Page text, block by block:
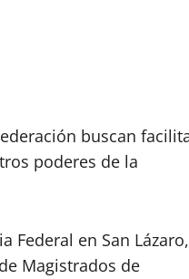
buscan
poderes de la
Federal en San Lázaro,
Magistrados de